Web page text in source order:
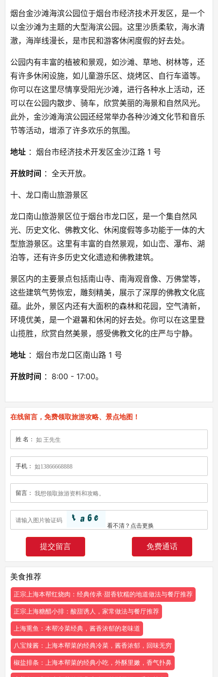
烟台金沙滩海滨公园位于烟台市经济技术开发区，是一个
以金沙滩为主题的大型海滨公园。这里沙质柔软，海水清
澈，海岸线漫长，是市民和游客休闲度假的好去处。
公园内有丰富的植被和景观，如沙滩、草地、树林等，还
有许多休闲设施，如儿童游乐区、烧烤区、自行车道等。
你可以在这里尽情享受阳光沙滩，进行各种水上活动，还
可以在公园内散步、骑车，欣赏美丽的海景和自然风光。
此外，金沙滩海滨公园还经常举办各种沙滩文化节和音乐
节等活动，增添了许多欢乐的氛围。
地址 ：烟台市经济技术开发区金沙江路 1 号
开放时间 ：全天开放。
十、龙口南山旅游景区
龙口南山旅游景区位于烟台市龙口区，是一个集自然风
光、历史文化、佛教文化、休闲度假等多功能于一体的大
型旅游景区。这里有丰富的自然景观，如山峦、瀑布、湖
泊等，还有许多历史文化遗迹和佛教建筑。
景区内的主要景点包括南山寺、南海观音像、万佛堂等，
这些建筑气势恢宏，雕刻精美，展示了深厚的佛教文化底
蕴。此外，景区内还有大面积的森林和花园，空气清新，
环境优美，是一个避暑和休闲的好去处。你可以在这里登
山揽胜，欣赏自然美景，感受佛教文化的庄严与宁静。
地址 ：烟台市龙口区南山路 1 号
开放时间 ：8:00 - 17:00。
在线留言，免费领取旅游攻略、景点地图！
姓 名：
手机：
留言：
看不清？ 点击更换
免费通话
美食推荐
正宗上海本帮红烧肉：经典传承·甜香软糯的地道做法与餐厅推荐
正宗上海糖醋小排：酸甜诱人，家常做法与餐厅推荐
上海熏鱼：本帮冷菜经典，酱香浓郁的老味道
八宝辣酱：上海本帮菜的经典冷菜，酱香浓郁，回味无穷
椒盐排条：上海本帮菜的经典小吃，外酥里嫩，香气扑鼻